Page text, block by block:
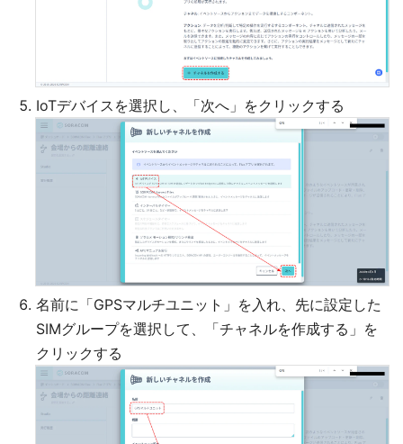
IoTデバイスを選択し、「次へ」をクリックする
名前に「GPSマルチユニット」を入れ、先に設定した
SIMグループを選択して、「チャネルを作成する」を
クリックする